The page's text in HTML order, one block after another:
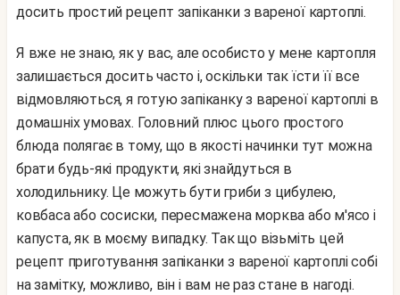
досить простий рецепт запіканки з вареної картоплі.
Я вже не знаю, як у вас, але особисто у мене картопля
залишається досить часто і, оскільки так їсти її все
відмовляються, я готую запіканку з вареної картоплі в
домашніх умовах. Головний плюс цього простого
блюда полягає в тому, що в якості начинки тут можна
брати будь-які продукти, які знайдуться в
холодильнику. Це можуть бути гриби з цибулею,
ковбаса або сосиски, пересмажена морква або м'ясо і
капуста, як в моєму випадку. Так що візьміть цей
рецепт приготування запіканки з вареної картоплі собі
на замітку, можливо, він і вам не раз стане в нагоді.